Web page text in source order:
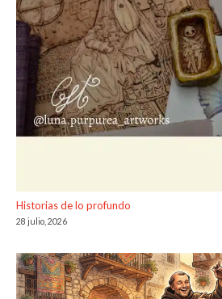
Historias de lo profundo
28 julio, 2026